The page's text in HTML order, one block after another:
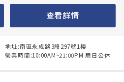
查看詳情
地址:南區永成路3段297號1樓
營業時間:10:00AM~21:00PM 周日公休